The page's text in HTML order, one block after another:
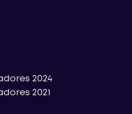
2024
2021